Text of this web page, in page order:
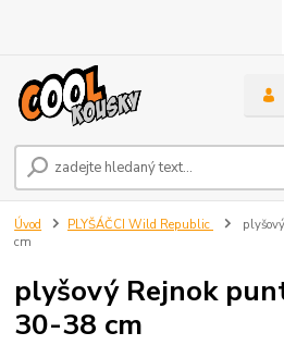
Úvod PLYŠÁČCI Wild Republic
cm
plyšový Rejnok
30-38 cm